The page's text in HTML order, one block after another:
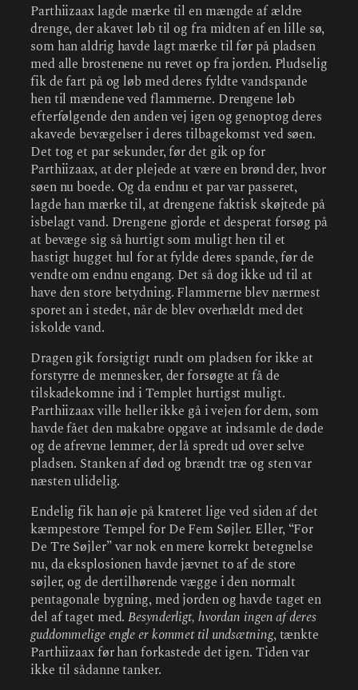
Parthiizaax lagde mærke til en mængde af ældre
drenge, der akavet løb til og fra midten af en lille sø,
som han aldrig havde lagt mærke til før på pladsen
med alle brostenene nu revet op fra jorden. Pludselig
fik de fart på og løb med deres fyldte vandspande
hen til mændene ved flammerne. Drengene løb
efterfølgende den anden vej igen og genoptog deres
akavede bevægelser i deres tilbagekomst ved søen.
Det tog et par sekunder, før det gik op for
Parthiizaax, at der plejede at være en brønd der, hvor
søen nu boede. Og da endnu et par var passeret,
lagde han mærke til, at drengene faktisk skøjtede på
isbelagt vand. Drengene gjorde et desperat forsøg på
at bevæge sig så hurtigt som muligt hen til et
hastigt hugget hul for at fylde deres spande, før de
vendte om endnu engang. Det så dog ikke ud til at
have den store betydning. Flammerne blev nærmest
sporet an i stedet, når de blev overhældt med det
iskolde vand.
Dragen gik forsigtigt rundt om pladsen for ikke at
forstyrre de mennesker, der forsøgte at få de
tilskadekomne ind i Templet hurtigst muligt.
Parthiizaax ville heller ikke gå i vejen for dem, som
havde fået den makabre opgave at indsamle de døde
og de afrevne lemmer, der lå spredt ud over selve
pladsen. Stanken af død og brændt træ og sten var
næsten ulidelig.
Endelig fik han øje på krateret lige ved siden af det
kæmpestore Tempel for De Fem Søjler. Eller, “For
De Tre Søjler” var nok en mere korrekt betegnelse
nu, da eksplosionen havde jævnet to af de store
søjler, og de dertilhørende vægge i den normalt
pentagonale bygning, med jorden og havde taget en
del af taget med.Besynderligt, hvordan ingen af deres
guddommelige engle er kommet til undsætning, tænkte
Parthiizaax før han forkastede det igen. Tiden var
ikke til sådanne tanker.